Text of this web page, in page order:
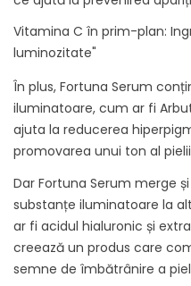
Vitamina C în prim-plan:
luminozitate"
În plus, Fortuna Serum
iluminatoare, cum ar fi
ajuta la reducerea
promovarea unui ton al
Dar Fortuna Serum merge
substanțe iluminatoare la
ar fi acidul hialuronic și
creează un produs care
semne de îmbătrânire a